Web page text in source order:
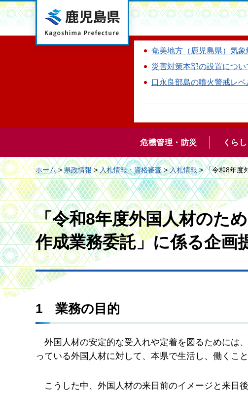
鹿児島県
奄美地方（鹿児島県）気象
災害対策本部の設置につい
口永良部島の噴火警戒レ
危機管理・防災 くら
ホーム>県政情報>入札情報・資格審査>入札情報> 「令和8年度
「令和8年度外国人材のた
作成業務委託」に係る企画
1 業務の目的
外国人材の安定的な受入れや定着を図るためには
っている外国人材に対して、本県で生活し、働くこ
こ うした中、外国人材の来日前のイメージと来日